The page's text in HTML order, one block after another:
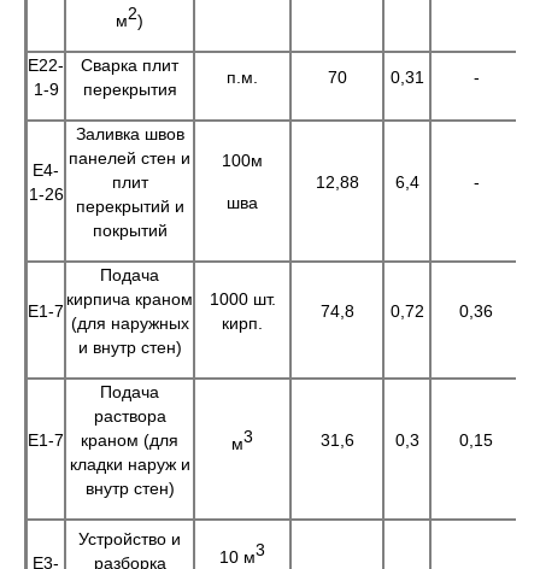
м2)
Е22-
1-9
Сварка плит
перекрытия
п.м. 70 0,31 -
Е4-
1-26
Заливка швов
панелей стен и
плит
перекрытий и
покрытий
100м
шва
12,88 6,4 -
Е1-7
Подача
кирпича краном
(для наружных
и внутр стен)
1000 шт.
кирп.
74,8 0,72 0,36
Е1-7
Подача
раствора
краном (для
кладки наруж и
внутр стен)
м3 31,6 0,3 0,15
Е3-
Устройство и
разборка
10 м3